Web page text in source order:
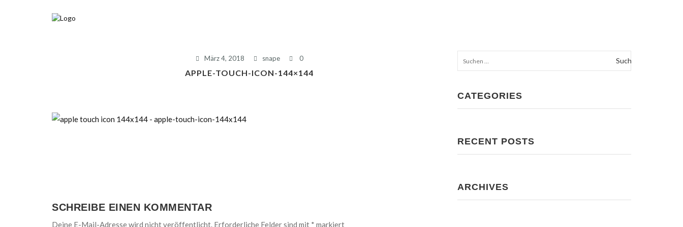
März 4, 2018 snape 0
APPLE-TOUCH-ICON-144×144
SCHREIBE EINEN KOMMENTAR
Deine E-Mail-Adresse wird nicht veröffentlicht. Erforderliche Felder sind mit * markiert
nach:
CATEGORIES
RECENT POSTS
ARCHIVES